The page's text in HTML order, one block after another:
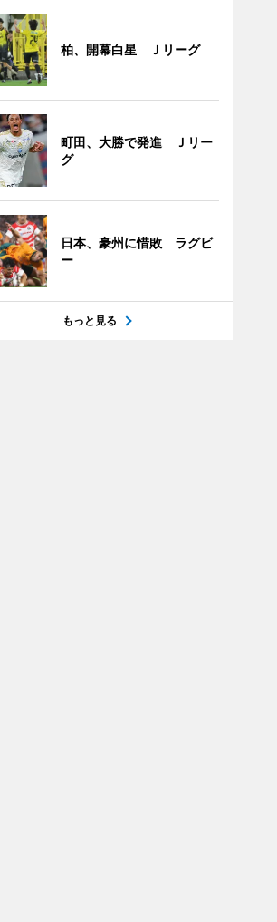
柏、開幕白星 Ｊリーグ
町田、大勝で発進 Ｊリー
グ
日本、豪州に惜敗 ラグビ
ー
もっと見る